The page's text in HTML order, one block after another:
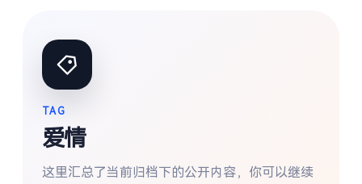
TAG
爱情
这里汇总了当前归档下的公开内容，你可以继续